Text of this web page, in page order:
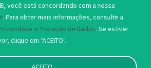
você está concordando com a nossa
. Para obter mais informações, consulte a
e Proteção de Dados. Se estiver
clique em "ACEITO".
de Atendimento: 8h às 17h